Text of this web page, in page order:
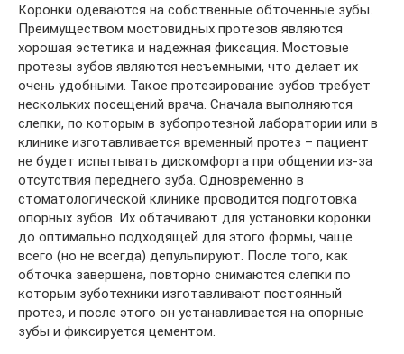
Коронки одеваются на собственные обточенные зубы.
Преимуществом мостовидных протезов являются
хорошая эстетика и надежная фиксация. Мостовые
протезы зубов являются несъемными, что делает их
очень удобными. Такое протезирование зубов требует
нескольких посещений врача. Сначала выполняются
слепки, по которым в зубопротезной лаборатории или в
клинике изготавливается временный протез – пациент
не будет испытывать дискомфорта при общении из-за
отсутствия переднего зуба. Одновременно в
стоматологической клинике проводится подготовка
опорных зубов. Их обтачивают для установки коронки
до оптимально подходящей для этого формы, чаще
всего (но не всегда) депульпируют. После того, как
обточка завершена, повторно снимаются слепки по
которым зуботехники изготавливают постоянный
протез, и после этого он устанавливается на опорные
зубы и фиксируется цементом.